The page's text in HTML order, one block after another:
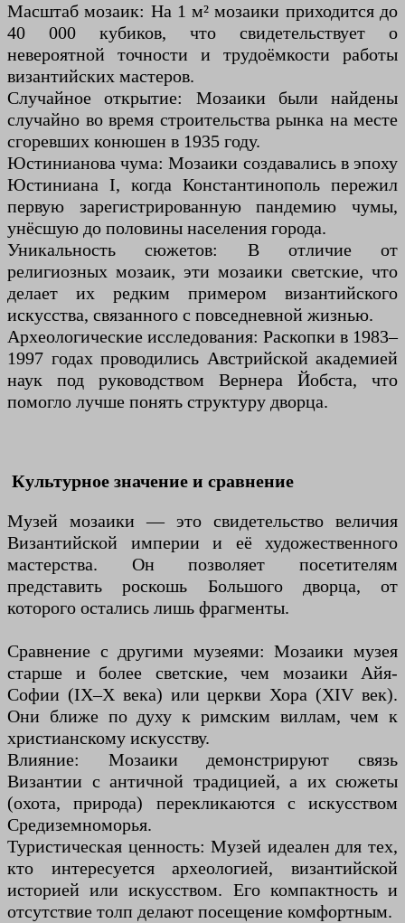
Масштаб мозаик: На 1 м² мозаики приходится до
40 000 кубиков, что свидетельствует о
невероятной точности и трудоёмкости работы
византийских мастеров.
Случайное открытие: Мозаики были найдены
случайно во время строительства рынка на месте
сгоревших конюшен в 1935 году.
Юстинианова чума: Мозаики создавались в эпоху
Юстиниана I, когда Константинополь пережил
первую зарегистрированную пандемию чумы,
унёсшую до половины населения города.
Уникальность сюжетов: В отличие от
религиозных мозаик, эти мозаики светские, что
делает их редким примером византийского
искусства, связанного с повседневной жизнью.
Археологические исследования: Раскопки в 1983–
1997 годах проводились Австрийской академией
наук под руководством Вернера Йобста, что
помогло лучше понять структуру дворца.
Культурное значение и сравнение
Музей мозаики — это свидетельство величия
Византийской империи и её художественного
мастерства. Он позволяет посетителям
представить роскошь Большого дворца, от
которого остались лишь фрагменты.
Сравнение с другими музеями: Мозаики музея
старше и более светские, чем мозаики Айя-
Софии (IX–X века) или церкви Хора (XIV век).
Они ближе по духу к римским виллам, чем к
христианскому искусству.
Влияние: Мозаики демонстрируют связь
Византии с античной традицией, а их сюжеты
(охота, природа) перекликаются с искусством
Средиземноморья.
Туристическая ценность: Музей идеален для тех,
кто интересуется археологией, византийской
историей или искусством. Его компактность и
отсутствие толп делают посещение комфортным.